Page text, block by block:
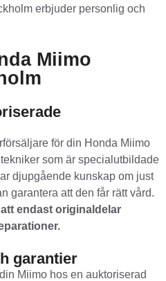
erbjuder personlig och
Miimo
för din Honda Miimo
som är specialutbildade
djupgående kunskap om just
garantera att den får rätt vård.
endast originaldelar
garantier
Miimo hos en auktoriserad